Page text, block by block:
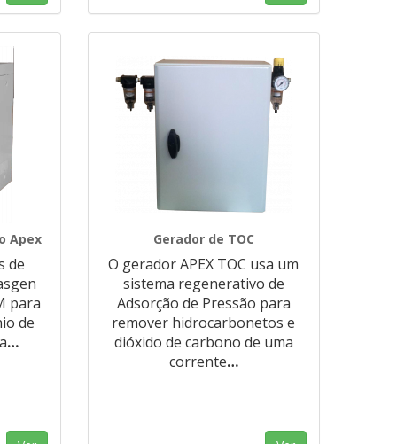
Apex
de
para
de
…
Gerador de TOC
O gerador APEX TOC usa um
sistema regenerativo de
Adsorção de Pressão para
remover hidrocarbonetos e
dióxido de carbono de uma
corrente…